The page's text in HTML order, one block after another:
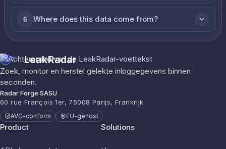
6 Where does this data come from?
LeakRadar
Zoek, monitor en herstel gelekte inloggegevens binnen
seconden.
Radar Forge SASU
60 rue François 1er, 75008 Parijs, Frankrijk
AVG-conform EU-gehost
Product Solutions